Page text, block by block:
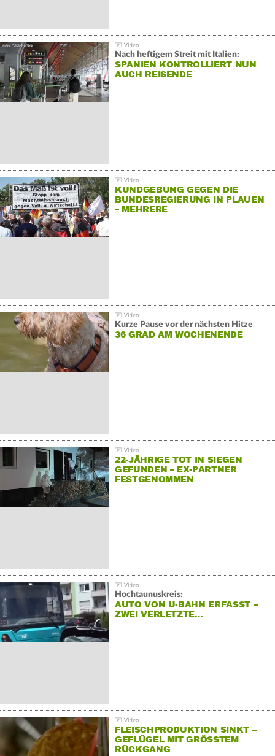
Nach heftigem Streit mit Italien:
SPANIEN KONTROLLIERT NUN
AUCH REISENDE
KUNDGEBUNG GEGEN DIE
BUNDESREGIERUNG IN PLAUEN
– MEHRERE
Kurze Pause vor der nächsten Hitze
36 GRAD AM WOCHENENDE
22-JÄHRIGE TOT IN SIEGEN
GEFUNDEN – EX-PARTNER
FESTGENOMMEN
Hochtaunuskreis:
AUTO VON U-BAHN ERFASST –
ZWEI VERLETZTE…
FLEISCHPRODUKTION SINKT –
GEFLÜGEL MIT GRÖSSTEM R
ÜCKGANG